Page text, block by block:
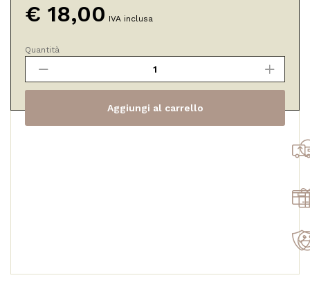
€ 18,00 IVA inclusa
Crema
Solare
Alta
SPF30
SENZA
Quantità
Aggiungi al carrello